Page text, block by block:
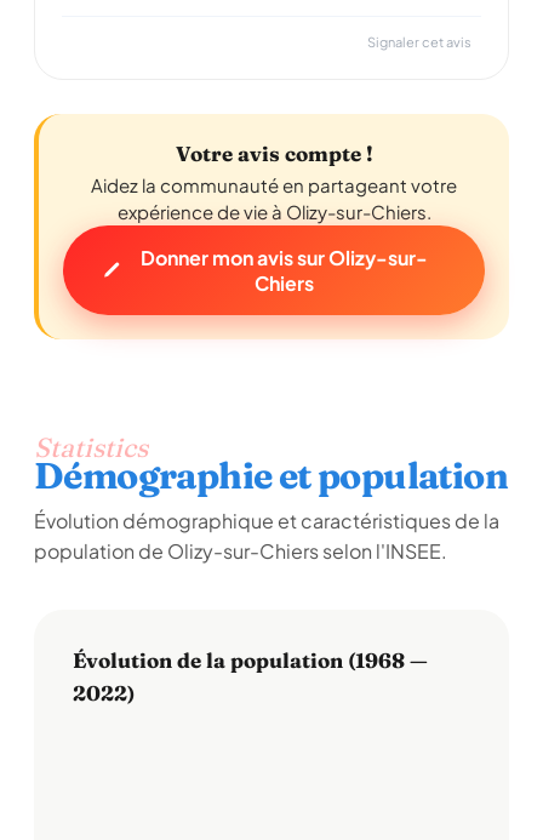
Signaler cet avis
Votre avis compte !
Aidez la communauté en partageant votre
expérience de vie à Olizy-sur-Chiers.
Donner mon avis sur Olizy-sur-
Chiers
Statistics
Démographie et population
Évolution démographique et caractéristiques de la
population de Olizy-sur-Chiers selon l'INSEE.
Évolution de la population (1968 —
2022)